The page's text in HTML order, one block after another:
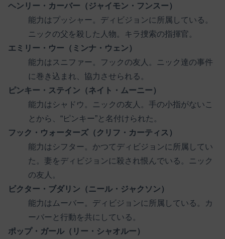
ヘンリー・カーバー（ジャイモン・フンスー）
能力はプッシャー。ディビジョンに所属している。
ニックの父を殺した人物。キラ捜索の指揮官。
エミリー・ウー（ミンナ・ウェン）
能力はスニファー。フックの友人。ニック達の事件
に巻き込まれ、協力させられる。
ピンキー・ステイン（ネイト・ムーニー）
能力はシャドウ。ニックの友人。手の小指がないこ
とから、“ピンキー”と名付けられた。
フック・ウォーターズ（クリフ・カーティス）
能力はシフター。かつてディビジョンに所属してい
た。妻をディビジョンに殺され恨んでいる。ニック
の友人。
ビクター・ブダリン（ニール・ジャクソン）
能力はムーバー。ディビジョンに所属している。カ
ーバーと行動を共にしている。
ポップ・ガール（リー・シャオルー）